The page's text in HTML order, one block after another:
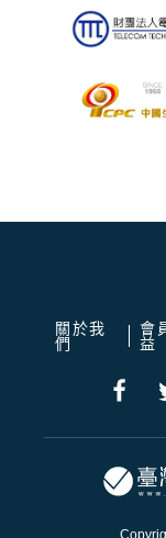
關於我
們
會
益